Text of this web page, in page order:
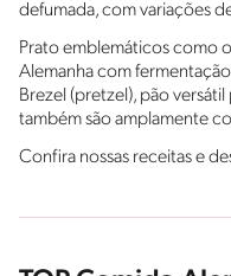
defumada, com variações
Prato emblemáticos como
Alemanha com
Brezel (pretzel), pão
também são amplamente
Confira nossas receitas e